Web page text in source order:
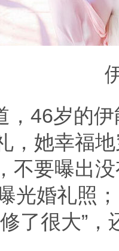
伊
，46岁的
，她幸福
不要曝出
光婚礼照
了很大”